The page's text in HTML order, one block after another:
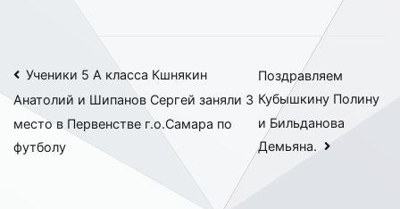
Навигация
по
записям
Ученики 5 А класса Кшнякин
Анатолий и Шипанов Сергей заняли 3
место в Первенстве г.о.Самара по
футболу
Поздравляем
Кубышкину Полину
и Бильданова
Демьяна.